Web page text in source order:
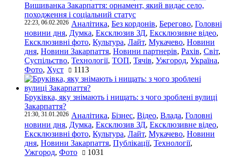
Вишиванка Закарпаття: орнамент, який видає село,
походження і соціальний статус
22:23, 06.02.2026 Аналітика, Без кордонів, Берегово, Головні
новини дня, Думка, Ексклюзив ЗД, Ексклюзивне відео,
Ексклюзивні фото, Культура, Лайт, Мукачево, Новини
дня, Новини Закарпаття, Новини партнерів, Рахів, Світ,
Суспільство, Технології, ТОП, Тячів, Ужгород, Україна,
Фото, Хуст 1113
Бруківка, яку знімають і нищать: з чого зроблені вулиці
Закарпаття?
21:30, 31.01.2026 Аналітика, Бізнес, Відео, Влада, Головні
новини дня, Думка, Ексклюзив ЗД, Ексклюзивне відео,
Ексклюзивні фото, Культура, Лайт, Мукачево, Новини
дня, Новини Закарпаття, Публікації, Технології,
Ужгород, Фото 1031